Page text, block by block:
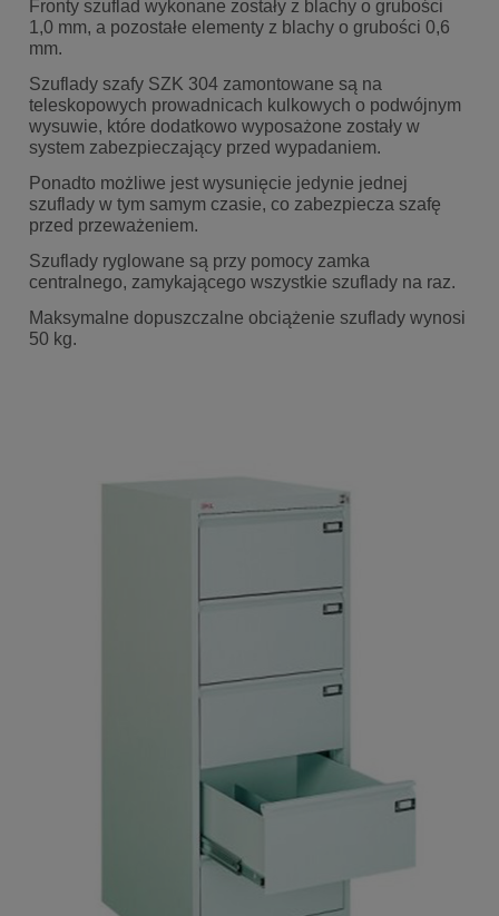
Fronty szuflad wykonane zostały z blachy o grubości
1,0 mm, a pozostałe elementy z blachy o grubości 0,6
mm.
Szuflady szafy SZK 304 zamontowane są na
teleskopowych prowadnicach kulkowych o podwójnym
wysuwie, które dodatkowo wyposażone zostały w
system zabezpieczający przed wypadaniem.
Ponadto możliwe jest wysunięcie jedynie jednej
szuflady w tym samym czasie, co zabezpiecza szafę
przed przeważeniem.
Szuflady ryglowane są przy pomocy zamka
centralnego, zamykającego wszystkie szuflady na raz.
Maksymalne dopuszczalne obciążenie szuflady wynosi
50 kg.